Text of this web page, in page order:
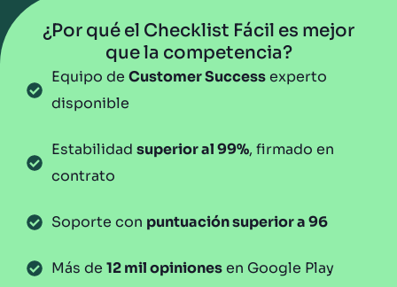
¿Por qué el Checklist Fácil es mejor
que la competencia?
Equipo de Customer Successexperto
disponible
Estabilidad superior al 99%, firmado en
contrato
Soporte con puntuación superior a 96
Más de 12 mil opinionesen Google Play